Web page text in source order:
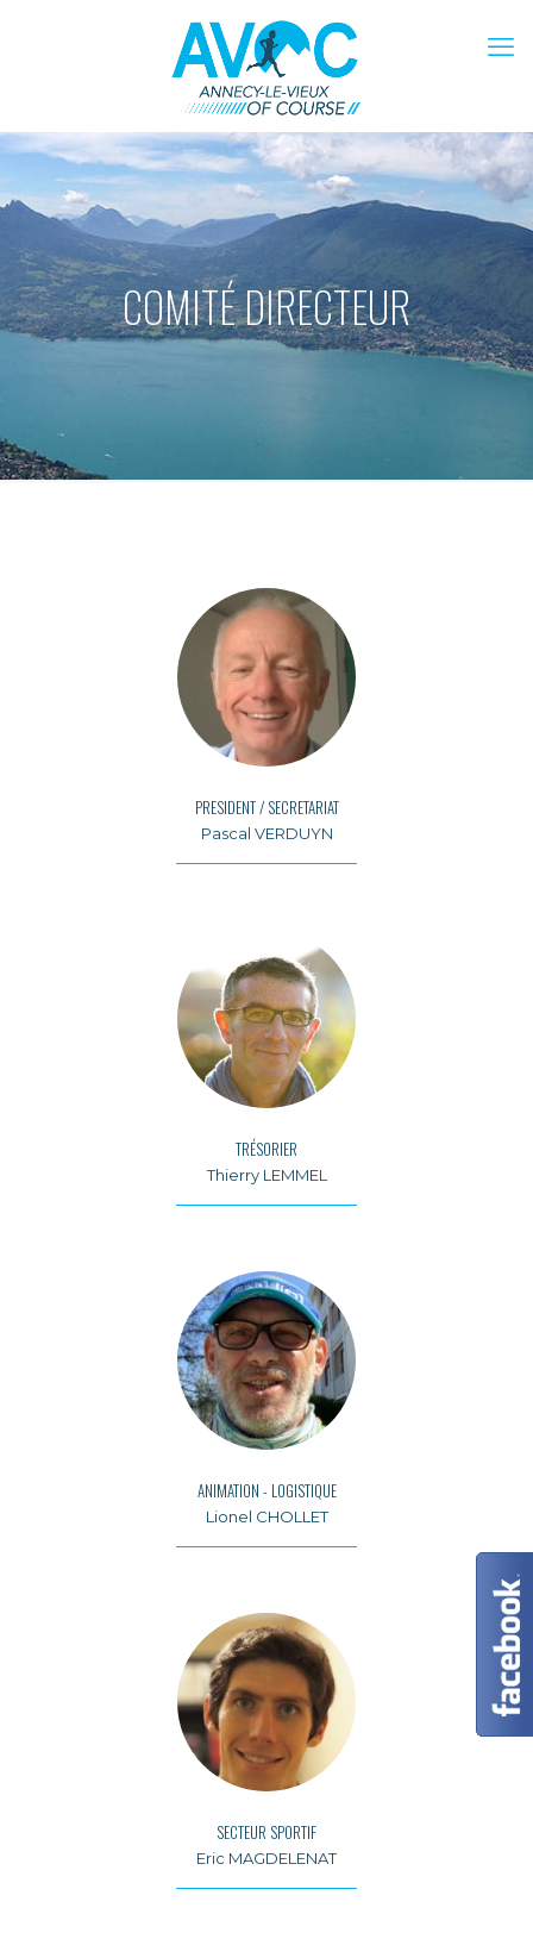
COMITÉ DIRECTEUR
PRESIDENT / SECRETARIAT
Pascal VERDUYN
TRÉSORIER
Thierry LEMMEL
ANIMATION - LOGISTIQUE
Lionel CHOLLET
SECTEUR SPORTIF
Eric MAGDELENAT